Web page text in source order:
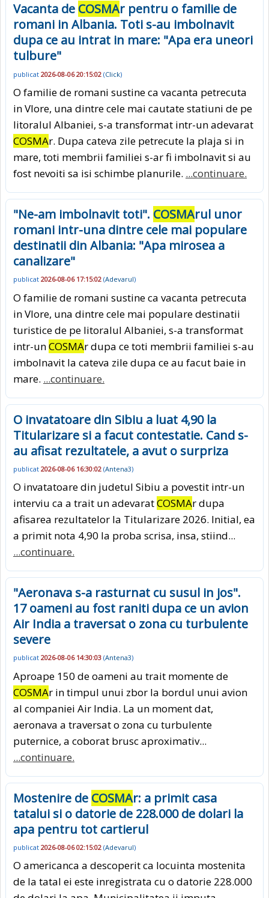
Vacanta de COSMAr pentru o familie de
romani in Albania. Toti s-au imbolnavit
dupa ce au intrat in mare: "Apa era uneori
tulbure"
publicat 2026-08-06 20:15:02 (Click)
O familie de romani sustine ca vacanta petrecuta
in Vlore, una dintre cele mai cautate statiuni de pe
litoralul Albaniei, s-a transformat intr-un adevarat
COSMAr. Dupa cateva zile petrecute la plaja si in
mare, toti membrii familiei s-ar fi imbolnavit si au
fost nevoiti sa isi schimbe planurile. ...continuare.
"Ne-am imbolnavit toti". COSMArul unor
romani intr-una dintre cele mai populare
destinatii din Albania: "Apa mirosea a
canalizare"
publicat 2026-08-06 17:15:02 (Adevarul)
O familie de romani sustine ca vacanta petrecuta
in Vlore, una dintre cele mai populare destinatii
turistice de pe litoralul Albaniei, s-a transformat
intr-unCOSMAr dupa ce toti membrii familiei s-au
imbolnavit la cateva zile dupa ce au facut baie in
mare. ...continuare.
O invatatoare din Sibiu a luat 4,90 la
Titularizare si a facut contestatie. Cand s-
au afisat rezultatele, a avut o surpriza
publicat 2026-08-06 16:30:02 (Antena3)
O invatatoare din judetul Sibiu a povestit intr-un
interviu ca a trait un adevaratCOSMAr dupa
afisarea rezultatelor la Titularizare 2026. Initial, ea
a primit nota 4,90 la proba scrisa, insa, stiind...
...continuare.
"Aeronava s-a rasturnat cu susul in jos".
17 oameni au fost raniti dupa ce un avion
Air India a traversat o zona cu turbulente
severe
publicat 2026-08-06 14:30:03 (Antena3)
Aproape 150 de oameni au trait momente de
COSMAr in timpul unui zbor la bordul unui avion
al companiei Air India. La un moment dat,
aeronava a traversat o zona cu turbulente
puternice, a coborat brusc aproximativ...
...continuare.
Mostenire de COSMAr: a primit casa
tatalui si o datorie de 228.000 de dolari la
apa pentru tot cartierul
publicat 2026-08-06 02:15:02 (Adevarul)
O americanca a descoperit ca locuinta mostenita
de la tatal ei este inregistrata cu o datorie 228.000